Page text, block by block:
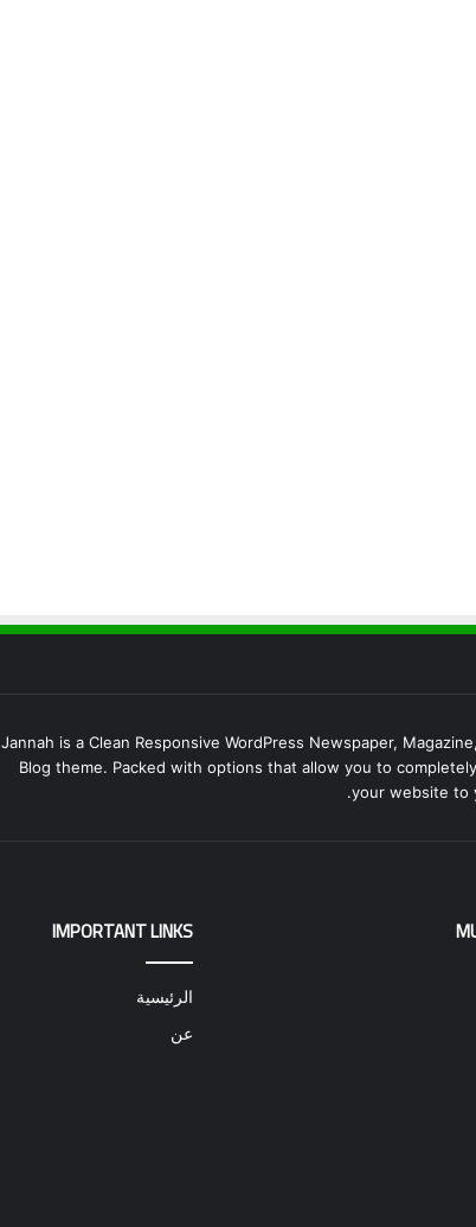
Jannah is a Clean Responsive WordPress Newspaper,
Blog theme. Packed with options that allow you to
your website to
IMPORTANT LINKS
الرئيسية
عن